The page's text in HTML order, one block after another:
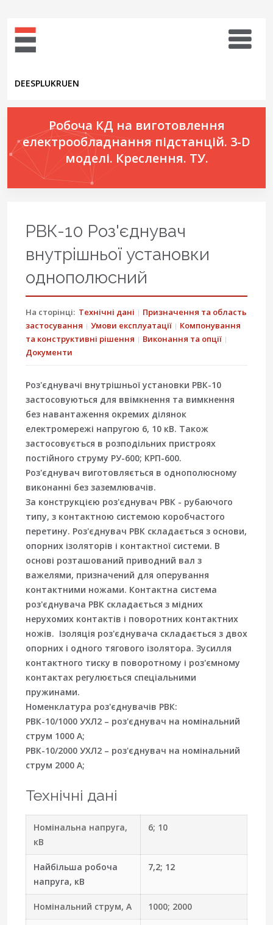
DEESPLUKRUEN
Робоча КД на виготовлення
електрообладнання підстанцій. 3-D
моделі. Креслення. ТУ.
РВК-10 Роз'єднувач
внутрішньої установки
однополюсний
На сторінці: Технічні дані
Призначення та область
застосування
Умови експлуатації
Компонування
та конструктивні рішення
Виконання та опції
Документи
Роз'єднувачі внутрішньої установки РВК-10
застосовуються для ввімкнення та вимкнення
без навантаження окремих ділянок
електромережі напругою 6, 10 кВ. Також
застосовується в розподільних пристроях
постійного струму РУ-600; КРП-600.
Роз'єднувач виготовляється в однополюсному
виконанні без заземлювачів.
За конструкцією роз'єднувач РВК - рубаючого
типу, з контактною системою коробчастого
перетину. Роз'єднувач РВК складається з основи,
опорних ізоляторів і контактної системи. В
основі розташований приводний вал з
важелями, призначений для оперування
контактними ножами. Контактна система
роз'єднувача РВК складається з мідних
нерухомих контактів і поворотних контактних
ножів. Ізоляція роз'єднувача складається з двох
опорних і одного тягового ізолятора. Зусилля
контактного тиску в поворотному і роз'ємному
контактах регулюється спеціальними
пружинами.
Номенклатура роз'єднувачів РВК:
РВК-10/1000 УХЛ2 – роз'єднувач на номінальний
струм 1000 А;
РВК-10/2000 УХЛ2 – роз'єднувач на номінальний
струм 2000 А;
Технічні дані
Номінальна напруга,
кВ
6; 10
Найбільша робоча
напруга, кВ
7,2; 12
Номінальний струм, А 1000; 2000